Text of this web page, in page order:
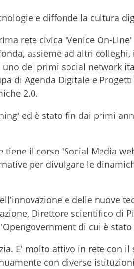
e diffonde la cultura
rete civica 'Venice On-
assieme ad altri
dei primi social network
di Agenda Digitale e
2.0.
ed è stato fin dai primi
tiene il corso 'Social Media
per divulgare le
e delle nuove
Direttore scientifico di
di cui è stato
E' molto attivo in rete con il
con diverse